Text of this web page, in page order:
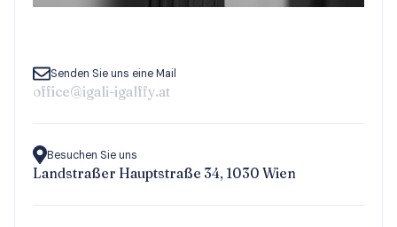
Senden Sie uns eine Mail
office@igali-igalffy.at
Besuchen Sie uns
Landstraßer Hauptstraße 34, 1030 Wien